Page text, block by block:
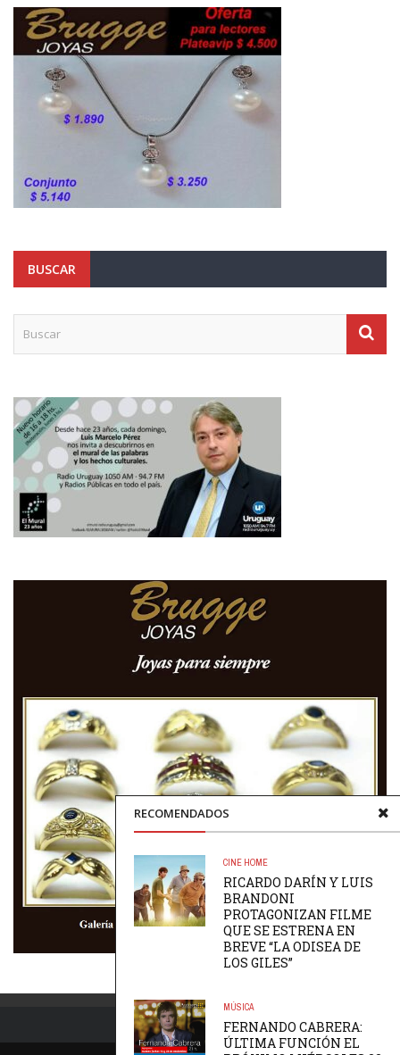
RECOMENDADOS
CINE HOME
RICARDO DARÍN Y LUIS
BRANDONI
PROTAGONIZAN FILME
QUE SE ESTRENA EN
BREVE “LA ODISEA DE
LOS GILES”
MÚSICA
FERNANDO CABRERA:
ÚLTIMA FUNCIÓN EL
BUSCAR